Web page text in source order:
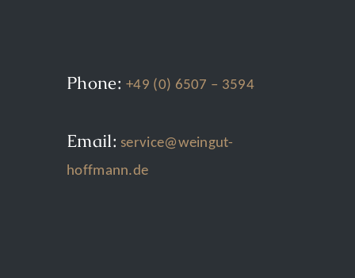
Phone: +49 (0) 6507 – 3594
Email: service@weingut-
hoffmann.de